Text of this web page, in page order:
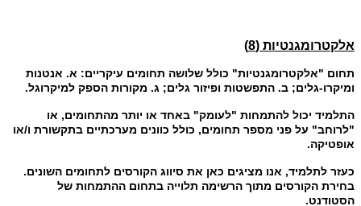
אלקטרומגנטיות (8)
תחום "אלקטרומגנטיות" כולל שלושה תחומים עיקריים: א. אנטנות
ומיקרו-גלים; ב. התפשטות ופיזור גלים; ג. מקורות הספק למיקרוגל.
התלמיד יכול להתמחות "לעומק" באחד או יותר מהתחומים, או
"לרוחב" על פני מספר תחומים, כולל כוונים מערכתיים בתקשורת ו/או
אופטיקה.
כעזר לתלמיד, אנו מציגים כאן את סיווג הקורסים לתחומים השונים.
בחירת הקורסים מתוך הרשימה תלוייה בתחום ההתמחות של
הסטודנט.